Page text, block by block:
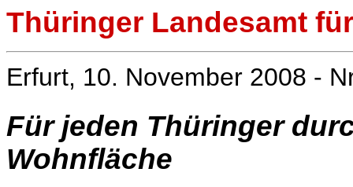
Thüringer Landesamt
Erfurt, 10. November 2008 -
Für jeden Thüringer
Wohnfläche